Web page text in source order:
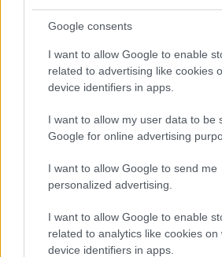
Google consents
I want to allow Google to enable
related to advertising like cookies
device identifiers in apps.
I want to allow my user data to be
Google for online advertising
I want to allow Google to send me
personalized advertising.
I want to allow Google to enable
related to analytics like cookies on
device identifiers in apps.
Στην Κατηγορία:ΠΑΙΔΕΙΑ
ΕΚΔΔΑ ΘΕΣΕΙΣ
ΔΙΑΒΑΣΤΕ